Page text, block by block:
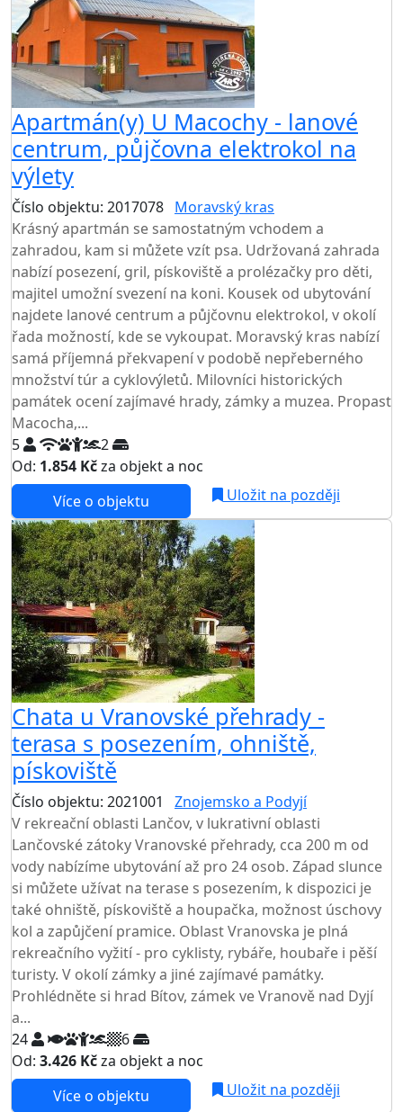
Apartmán(y) U Macochy - lanové
centrum, půjčovna elektrokol na
výlety
Číslo objektu: 2017078 Moravský kras
Krásný apartmán se samostatným vchodem a
zahradou, kam si můžete vzít psa. Udržovaná zahrada
nabízí posezení, gril, pískoviště a prolézačky pro děti,
majitel umožní svezení na koni. Kousek od ubytování
najdete lanové centrum a půjčovnu elektrokol, v okolí
řada možností, kde se vykoupat. Moravský kras nabízí
samá příjemná překvapení v podobě nepřeberného
množství túr a cyklovýletů. Milovníci historických
památek ocení zajímavé hrady, zámky a muzea. Propast
Macocha,...
5
2
Od: 1.854 Kčza objekt a noc
Více o objektu
Uložit na později
Chata u Vranovské přehrady -
terasa s posezením, ohniště,
pískoviště
Číslo objektu: 2021001
Znojemsko a Podyjí
V rekreační oblasti Lančov, v lukrativní oblasti
Lančovské zátoky Vranovské přehrady, cca 200 m od
vody nabízíme ubytování až pro 24 osob. Západ slunce
si můžete užívat na terase s posezením, k dispozici je
také ohniště, pískoviště a houpačka, možnost úschovy
kol a zapůjčení pramice. Oblast Vranovska je plná
rekreačního vyžití - pro cyklisty, rybáře, houbaře i pěší
turisty. V okolí zámky a jiné zajímavé památky.
Prohlédněte si hrad Bítov, zámek ve Vranově nad Dyjí
a...
24
6
Od: 3.426 Kčza objekt a noc
Více o objektu
Uložit na později